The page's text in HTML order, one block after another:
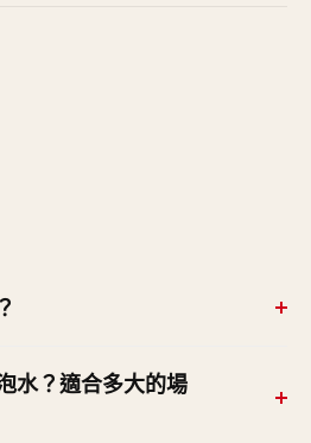
溫）。沒有「常溫水」功能
有）。
水？適合多大的場